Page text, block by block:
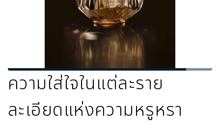
P
a
e
n
u
t
L
o
d
:
Q
u
t
u
ความใส่ใจในแต่ละราย
ละเอียดแห่งความหรูหรา